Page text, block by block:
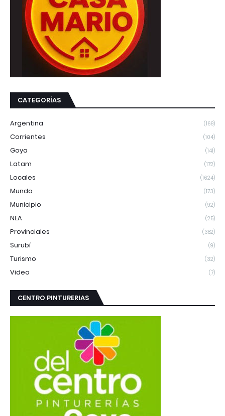
CATEGORÍAS
Argentina (168)
Corrientes (104)
Goya (141)
Latam (172)
Locales (1624)
Mundo (173)
Municipio (92)
NEA (25)
Provinciales (382)
Surubí (9)
Turismo (32)
Video (7)
CENTRO PINTURERIAS